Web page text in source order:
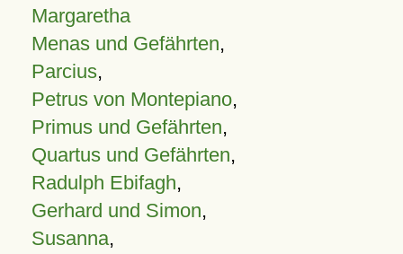
Margaretha
Menas und Gefährten,
Parcius,
Petrus von Montepiano,
Primus und Gefährten,
Quartus und Gefährten,
Radulph Ebifagh,
Gerhard und Simon,
Susanna,